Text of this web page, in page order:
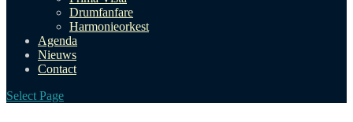
Drumfanfare
Harmonieorkest
Agenda
Nieuws
Contact
Select Page